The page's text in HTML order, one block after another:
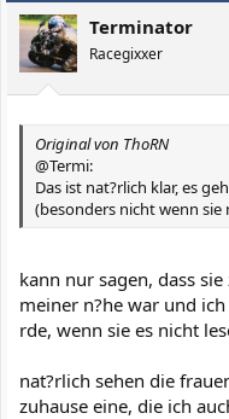
Terminator
Racegixxer
Original von ThoRN
@Termi:
Das ist nat?rlich klar, es
(besonders nicht wenn sie
kann nur sagen, dass
meiner n?he war und
rde, wenn sie es nicht
nat?rlich sehen die
zuhause eine, die ich